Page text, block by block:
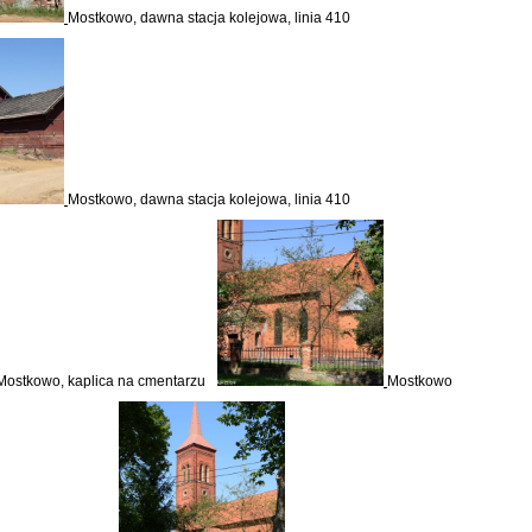
Mostkowo, dawna stacja kolejowa, linia 410
Mostkowo, dawna stacja kolejowa, linia 410
kaplica na cmentarzu Mostkowo